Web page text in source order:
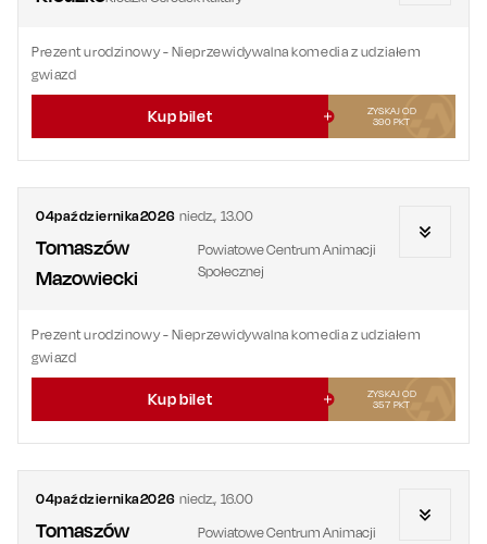
Prezent urodzinowy- Nieprzewidywalna komedia z udziałem
gwiazd
Kup bilet
ZYSKAJ OD
390 PKT
04października2026 niedz.,13.00
Tomaszów
Mazowiecki
Powiatowe Centrum Animacji
Społecznej
Prezent urodzinowy- Nieprzewidywalna komedia z udziałem
gwiazd
Kup bilet
ZYSKAJ OD
357 PKT
04października2026 niedz.,16.00
Tomaszów
Powiatowe Centrum Animacji